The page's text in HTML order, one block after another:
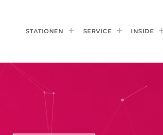
STATIONEN SERVICE INSIDE